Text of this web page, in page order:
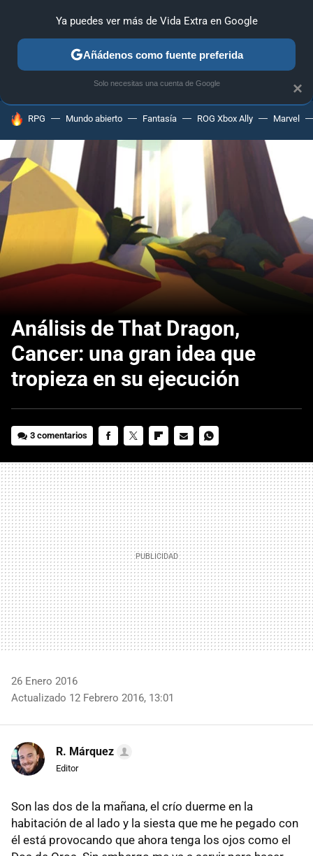
ANÁLISIS GUÍAS Y TRUCOS PC SONY NINTENDO
HOY SE HABLA DE
RPG Mundo abierto Fantasía ROG Xbox Ally Marvel
Análisis de That Dragon,
Cancer: una gran idea que
tropieza en su ejecución
3 comentarios
MAIL
26 Enero 2016
Actualizado 12 Febrero 2016, 13:01
R. Márquez
Editor
Son las dos de la mañana, el crío duerme en la
habitación de al lado y la siesta que me he pegado con
él está provocando que ahora tenga los ojos como el
×
Ya puedes ver más de Vida Extra en Google
Añádenos como fuente preferida
Solo necesitas una cuenta de Google